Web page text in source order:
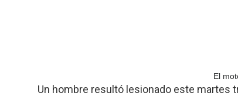
El
Un hombre resultó lesionado este martes